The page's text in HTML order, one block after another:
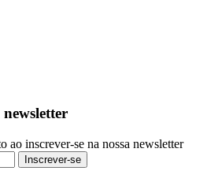
newsletter
ao inscrever-se na nossa newsletter
Inscrever-se